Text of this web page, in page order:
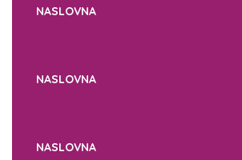
NASLOVNA
NASLOVNA
NASLOVNA